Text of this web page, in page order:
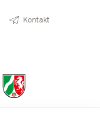
Kontakt